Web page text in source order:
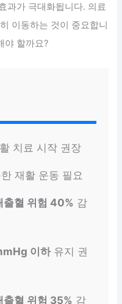
과가 극대화됩니다. 의료
이동하는 것이 중요합니
야 할까요?
치료 시작 권장
재활 운동 필요
출혈 위험 40% 감
이하유지 권
출혈 위험 35% 감